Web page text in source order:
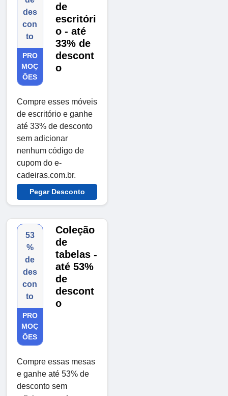
des
con
to
PRO
MOÇ
ÕES
de
escritóri
o - até
33% de
descont
o
Compre esses móveis
de escritório e ganhe
até 33% de desconto
sem adicionar
nenhum código de
cupom do e-
cadeiras.com.br.
Pegar Desconto
53
%
de
des
con
to
PRO
MOÇ
ÕES
Coleção
de
tabelas -
até 53%
de
descont
o
Compre essas mesas
e ganhe até 53% de
desconto sem